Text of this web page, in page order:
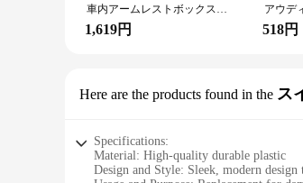
車内アームレストボックスマット、センターコンソールアクセサリー、アウディクアトロ、a3、a4、a6、a5、q5、a1、q7、q3、q2、q8、a7、a8、tt、s1、sq5、rsq3、rsq8
1,619円 518円
Here are the products found in the ス
Specifications:
Material: High-quality durable plastic
Design and Style: Sleek, modern